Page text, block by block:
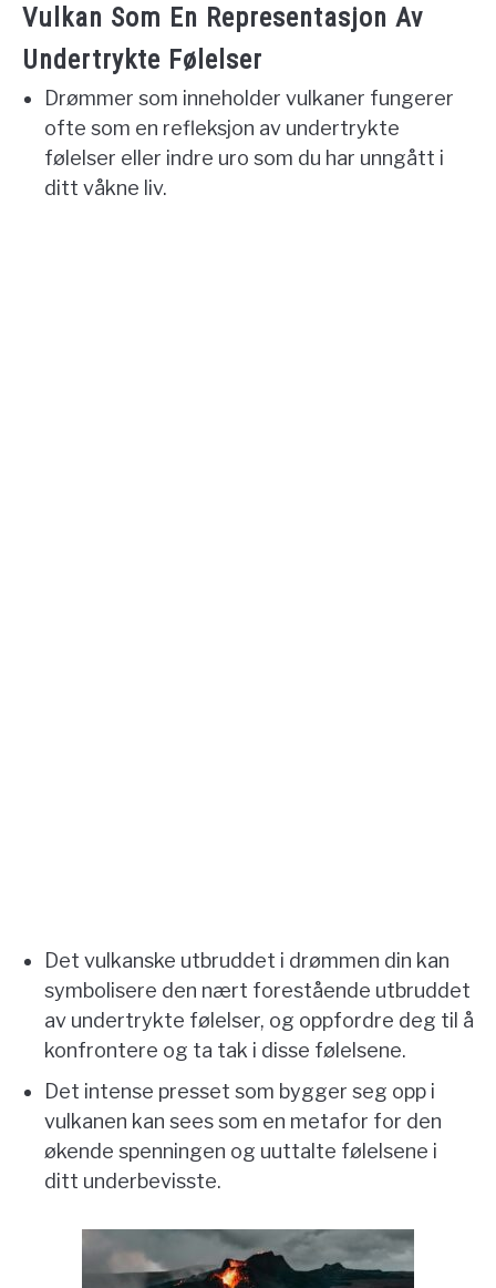
Vulkan Som En Representasjon Av
Undertrykte Følelser
Drømmer som inneholder vulkaner fungerer
ofte som en refleksjon av undertrykte
følelser eller indre uro som du har unngått i
ditt våkne liv.
Det vulkanske utbruddet i drømmen din kan
symbolisere den nært forestående utbruddet
av undertrykte følelser, og oppfordre deg til å
konfrontere og ta tak i disse følelsene.
Det intense presset som bygger seg opp i
vulkanen kan sees som en metafor for den
økende spenningen og uuttalte følelsene i
ditt underbevisste.